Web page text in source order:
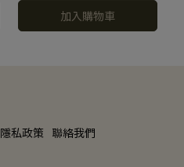
加入購物車
隱私政策 聯絡我們